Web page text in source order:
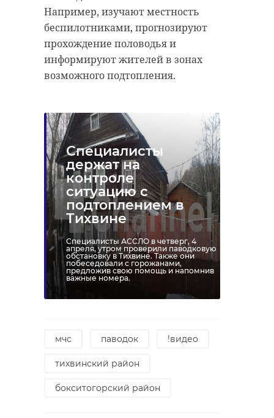
Например, изучают местность
беспилотниками, прогнозируют
прохождение половодья и
информируют жителей в зонах
возможного подтопления.
Специалисты
держат на
контроле
ситуацию с
подтоплением в
Тихвине
Специалисты АССЛО в четверг, 4
апреля, утром проверили паводковую
обстановку в Тихвине. Также они
побеседовали с горожанами,
предложив свою помощь и напомнив
важные номера.
мчс паводок !видео
тихвинский район
бокситогорский район